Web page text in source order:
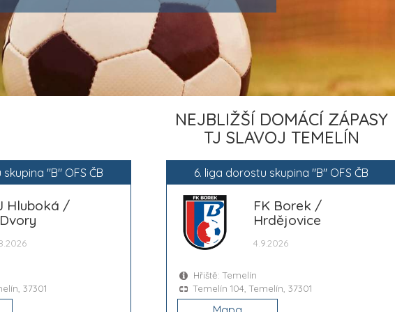
NEJBLIŽŠÍ DOMÁCÍ ZÁPASY
TJ SLAVOJ TEMELÍN
"B" OFS ČB
Hluboká /
37301
6. liga dorostu skupina "B" OFS ČB
FK Borek /
Hrdějovice
4.9.2026
Hřiště: Temelín
Temelín 104, Temelín, 37301